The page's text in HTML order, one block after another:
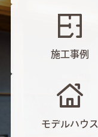
施工事例
モデルハウス